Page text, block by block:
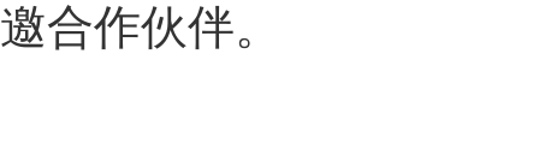
邀合作伙伴。